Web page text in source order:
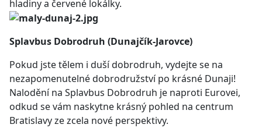
hladiny a červené lokálky.
Splavbus Dobrodruh (Dunajčík-Jarovce)
Pokud jste tělem i duší dobrodruh, vydejte se na
nezapomenutelné dobrodružství po krásné Dunaji!
Nalodění na Splavbus Dobrodruh je naproti Eurovei,
odkud se vám naskytne krásný pohled na centrum
Bratislavy ze zcela nové perspektivy.